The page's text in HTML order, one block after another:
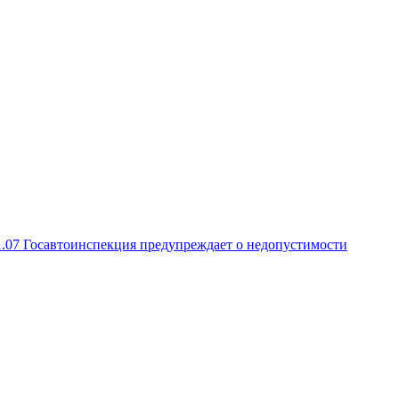
Госавтоинспекция предупреждает о недопустимости